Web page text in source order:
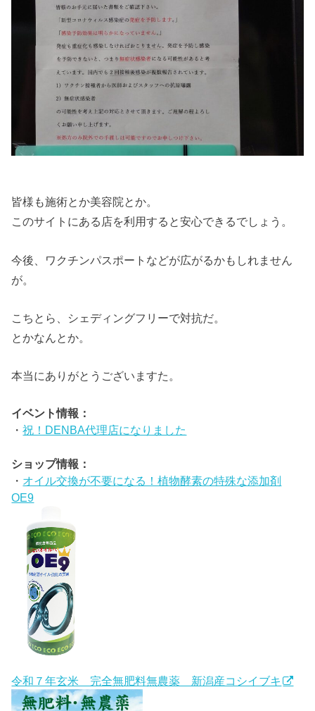
皆様も施術とか美容院とか。
このサイトにある店を利用すると安心できるでしょう。
今後、ワクチンパスポートなどが広がるかもしれません
が。
こちとら、シェディングフリーで対抗だ。
とかなんとか。
本当にありがとうございますた。
イベント情報：
・祝！DENBA代理店になりました
ショップ情報：
・ オイル交換が不要になる！植物酵素の特殊な添加剤
OE9
令和７年玄米 完全無肥料無農薬 新潟産コシイブキ